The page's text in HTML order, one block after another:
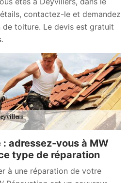
contactez-le et demandez
de toiture. Le devis est gratuit
: adressez-vous à MW
type de réparation
à une réparation de votre